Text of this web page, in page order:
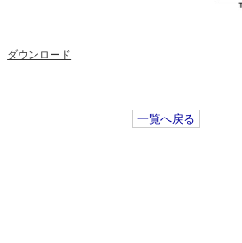
ダウンロード
一覧へ戻る